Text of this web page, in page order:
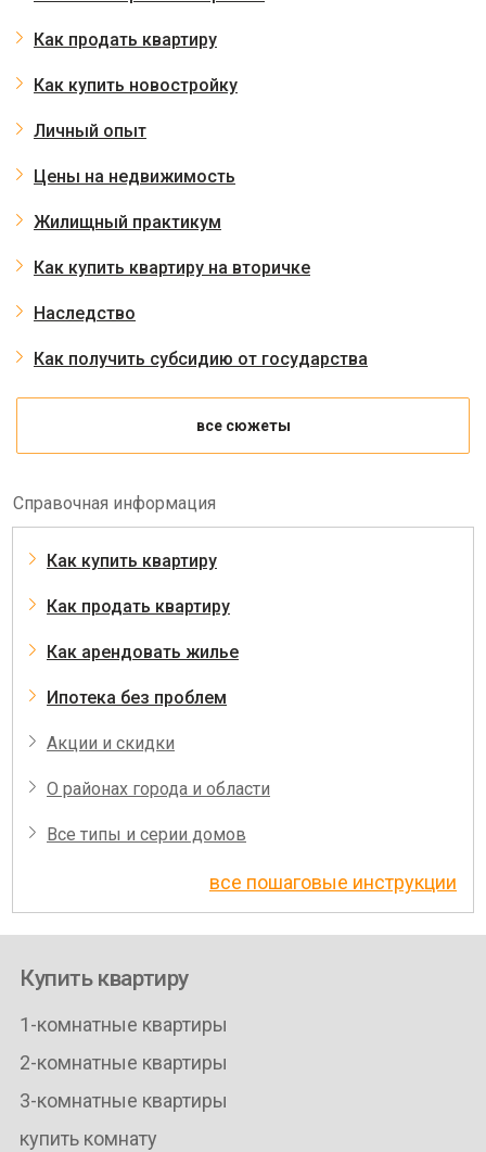
Как продать квартиру
Как купить новостройку
Личный опыт
Цены на недвижимость
Жилищный практикум
Как купить квартиру на вторичке
Наследство
Как получить субсидию от государства
все сюжеты
Справочная информация
Как купить квартиру
Как продать квартиру
Как арендовать жилье
Ипотека без проблем
Акции и скидки
О районах города и области
Все типы и серии домов
все пошаговые инструкции
Купить квартиру
1-комнатные квартиры
2-комнатные квартиры
3-комнатные квартиры
купить комнату